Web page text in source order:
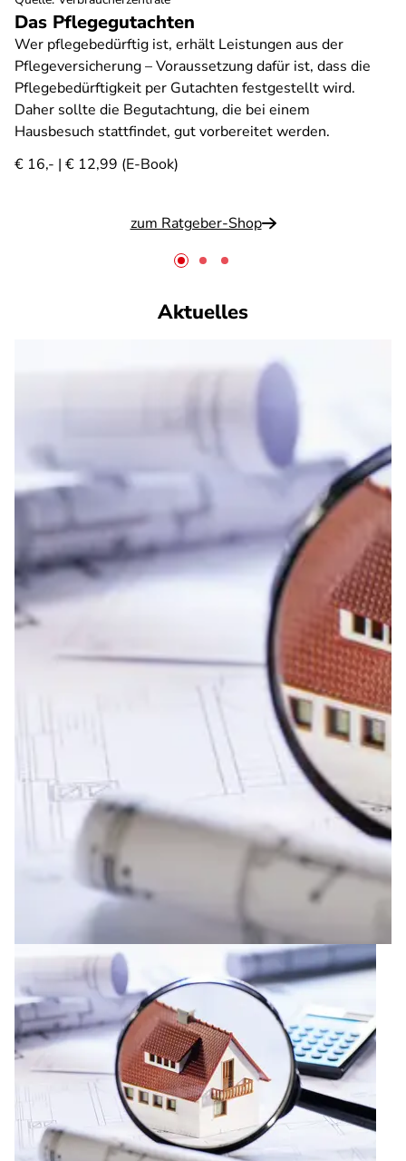
Das Pflegegutachten
Wer pflegebedürftig ist, erhält Leistungen aus der
Pflegeversicherung – Voraussetzung dafür ist, dass die
Pflegebedürftigkeit per Gutachten festgestellt wird.
Daher sollte die Begutachtung, die bei einem
Hausbesuch stattfindet, gut vorbereitet werden.
€ 16,- | € 12,99 (E-Book)
zum Ratgeber-Shop
Aktuelles